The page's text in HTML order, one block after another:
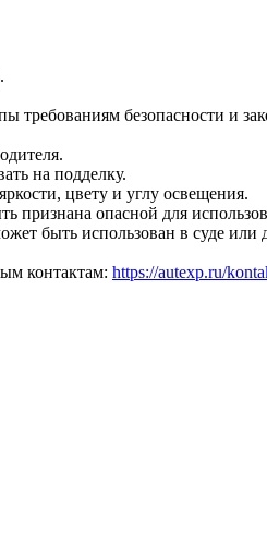
требованиям безопасности и
на подделку.
цвету и углу освещения.
признана опасной для
быть использован в суде
контактам: https://autexp.ru/